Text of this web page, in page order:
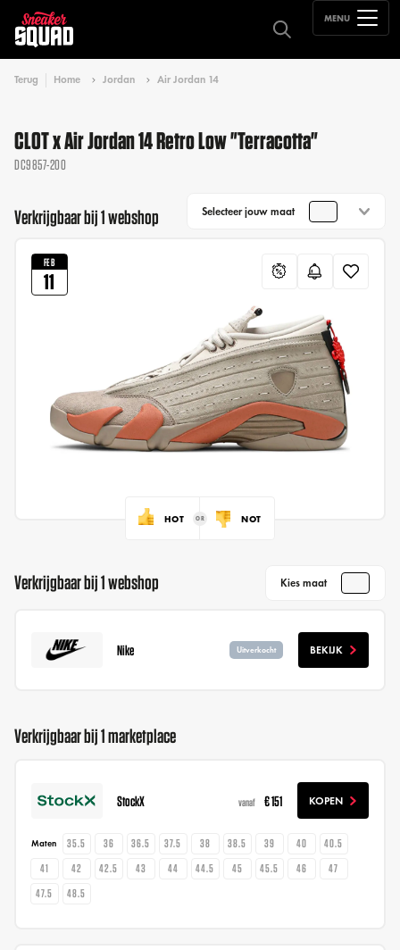
MENU
Terug Home Jordan Air Jordan 14
CLOT x Air Jordan 14 Retro Low "Terracotta"
DC9857-200
Verkrijgbaar bij 1 webshop Selecteer jouw maat
FEB
11
HOT NOT
Verkrijgbaar bij 1 webshop Kies maat
Nike Uitverkocht BEKIJK
Verkrijgbaar bij 1 marketplace
StockX vanaf € 151 KOPEN
Maten 35.5 36 36.5 37.5 38 38.5 39 40
40.5
41
42 42.5 43 44 44.5 45 45.5 46
47
47.5
48.5